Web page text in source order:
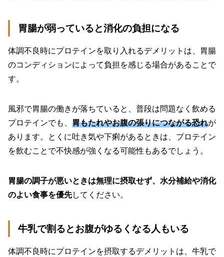
胃腸が弱っていると消化の負担になる
体調不良時にプロテインを取り入れるデメリットは、胃腸
のコンディションによって負担を感じる場合があることで
す。
風邪で胃腸の働きが落ちていると、普段は問題なく飲める
プロテインでも、 胃もたれやお腹の張りにつながる恐れが
あります。とくに吐き気や下痢があるときは、プロテイン
を飲むことで不快感が強くなる可能性もあるでしょう。
胃腸の調子が悪いときは無理に摂取せず、水分補給や消化
のよい食事を優先してください。
牛乳で割るとお腹がゆるくなる人もいる
体調不良時にプロテインを摂取するデメリットは、牛乳で